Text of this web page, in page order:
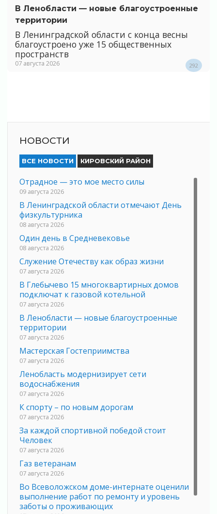
В Ленобласти — новые благоустроенные
территории
В Ленинградской области с конца весны
благоустроено уже 15 общественных
пространств
07 августа 2026 292
НОВОСТИ
ВСЕ НОВОСТИ КИРОВСКИЙ РАЙОН
Отрадное — это мое место силы
09 августа 2026
В Ленинградской области отмечают День
физкультурника
08 августа 2026
Один день в Средневековье
08 августа 2026
Служение Отечеству как образ жизни
07 августа 2026
В Глебычево 15 многоквартирных домов
подключат к газовой котельной
07 августа 2026
В Ленобласти — новые благоустроенные
территории
07 августа 2026
Мастерская Гостеприимства
07 августа 2026
Ленобласть модернизирует сети
водоснабжения
07 августа 2026
К спорту – по новым дорогам
07 августа 2026
За каждой спортивной победой стоит
Человек
07 августа 2026
Газ ветеранам
07 августа 2026
Во Всеволожском доме-интернате оценили
выполнение работ по ремонту и уровень
заботы о проживающих